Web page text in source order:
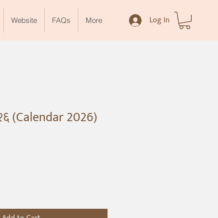
Website FAQs More Log In
(Calendar 2026)